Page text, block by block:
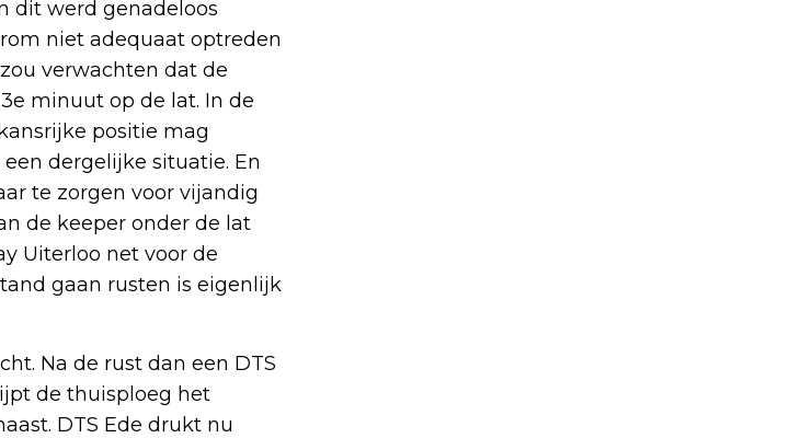
dit werd genadeloos
niet adequaat optreden
verwachten dat de
minuut op de lat. In de
positie mag
dergelijke situatie. En
te zorgen voor vijandig
de keeper onder de lat
Uiterloo net voor de
gaan rusten is eigenlijk
Na de rust dan een DTS
de thuisploeg het
DTS Ede drukt nu